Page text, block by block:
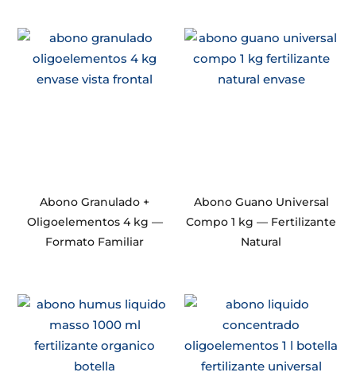
Abono Granulado +
Oligoelementos 4 kg —
Formato Familiar
Abono Guano Universal
Compo 1 kg — Fertilizante
Natural